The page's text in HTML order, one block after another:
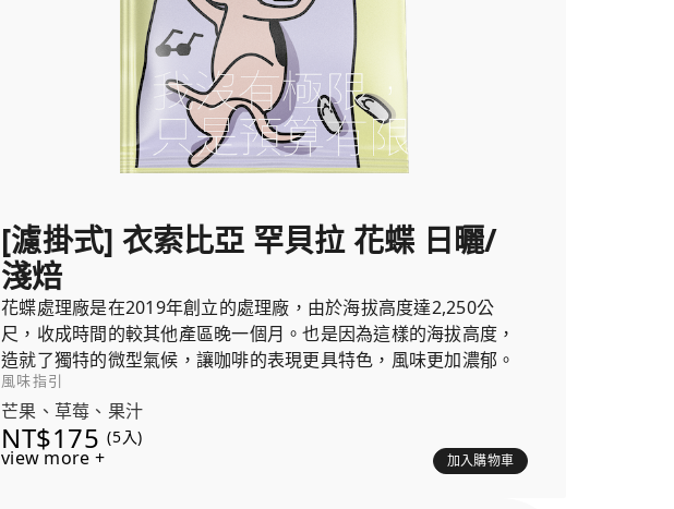
[濾掛式] 衣索比亞 罕貝拉 花蝶 日曬/
淺焙
花蝶處理廠是在2019年創立的處理廠，由於海拔高度達2,250公
尺，收成時間的較其他產區晚一個月。也是因為這樣的海拔高度，
造就了獨特的微型氣候，讓咖啡的表現更具特色，風味更加濃郁。
風味指引
芒果、草莓、果汁
NT$175 (5入)
view more + 加入購物車